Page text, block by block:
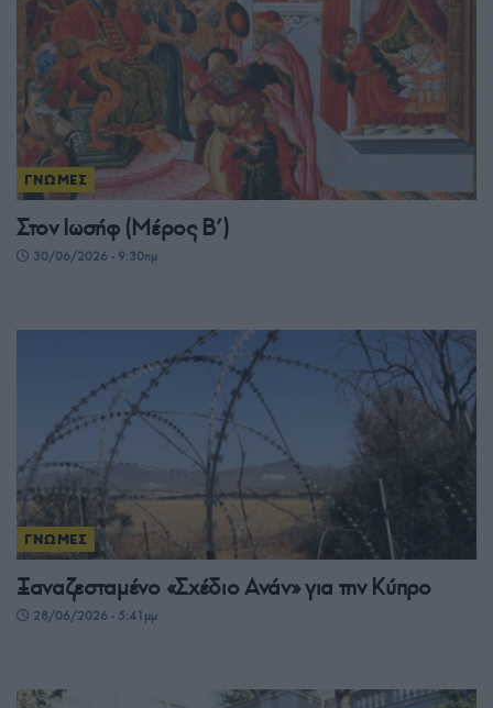
ΓΝΩΜΕΣ
Στον Ιωσήφ (Μέρος Β’)
30/06/2026 - 9:30πμ
ΓΝΩΜΕΣ
Ξαναζεσταμένο «Σχέδιο Ανάν» για την Κύπρο
28/06/2026 - 5:41μμ